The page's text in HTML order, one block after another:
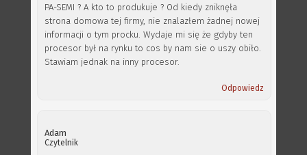
PA-SEMI ? A kto to produkuje ? Od kiedy zniknęła
strona domowa tej firmy, nie znalazłem żadnej nowej
informacji o tym procku. Wydaje mi się że gdyby ten
procesor był na rynku to cos by nam sie o uszy obiło.
Stawiam jednak na inny procesor.
Odpowiedz
Adam
Czytelnik